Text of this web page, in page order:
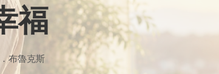
福
布魯克斯